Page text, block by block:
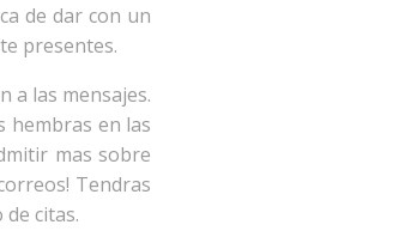
de dar con un
presentes.
a las mensajes.
hembras en las
mas sobre
Tendras
citas.